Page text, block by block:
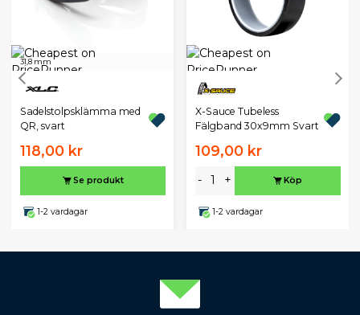
31,8 mm
Sadelstolpsklämma med
QR, svart
118,00 kr
Se produkt
1-2 vardagar
X-Sauce Tubeless
Fälgband 30x9mm Svart
109,00 kr
- + Köp
1-2 vardagar